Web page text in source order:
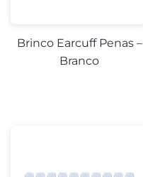
Brinco Earcuff Penas –
Branco